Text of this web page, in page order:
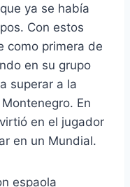
ya se había
Con estos
como primera de
en su grupo
superar a la
En
en el jugador
en un Mundial.